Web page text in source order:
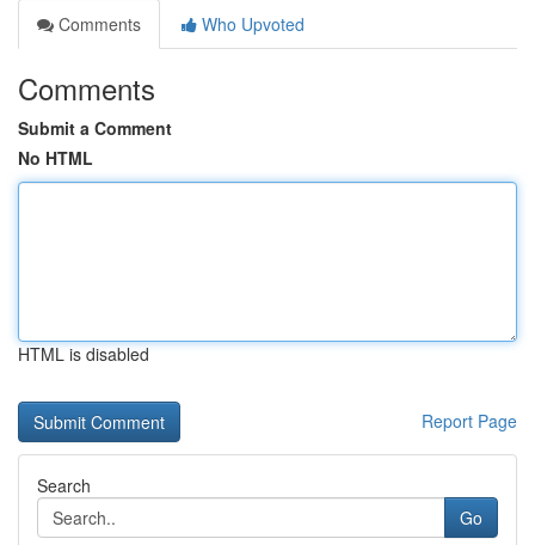
Comments
Who Upvoted
Comments
Submit a Comment
No HTML
HTML is disabled
Report Page
Search
Go